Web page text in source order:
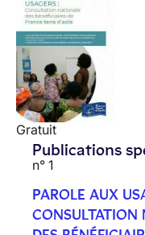
Gratuit
Publications
n° 1
PAROLE AUX
CONSULTATION